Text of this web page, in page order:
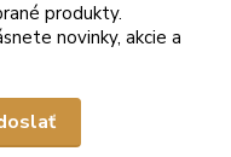
Vyprať výrobky z
Áno a nikdy to
či jemného
Vyperte si
CHAPS,
produkty.
novinky, akcie a